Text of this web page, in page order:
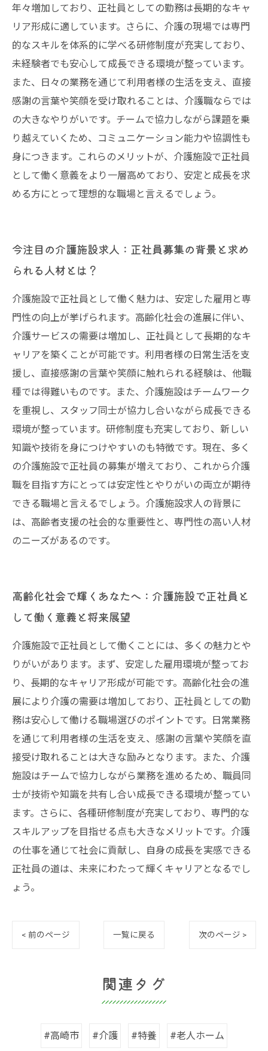
年々増加しており、正社員としての勤務は長期的なキャ
リア形成に適しています。さらに、介護の現場では専門
的なスキルを体系的に学べる研修制度が充実しており、
未経験者でも安心して成長できる環境が整っています。
また、日々の業務を通じて利用者様の生活を支え、直接
感謝の言葉や笑顔を受け取れることは、介護職ならでは
の大きなやりがいです。チームで協力しながら課題を乗
り越えていくため、コミュニケーション能力や協調性も
身につきます。これらのメリットが、介護施設で正社員
として働く意義をより一層高めており、安定と成長を求
める方にとって理想的な職場と言えるでしょう。
今注目の介護施設求人：正社員募集の背景と求め
られる人材とは？
介護施設で正社員として働く魅力は、安定した雇用と専
門性の向上が挙げられます。高齢化社会の進展に伴い、
介護サービスの需要は増加し、正社員として長期的なキ
ャリアを築くことが可能です。利用者様の日常生活を支
援し、直接感謝の言葉や笑顔に触れられる経験は、他職
種では得難いものです。また、介護施設はチームワーク
を重視し、スタッフ同士が協力し合いながら成長できる
環境が整っています。研修制度も充実しており、新しい
知識や技術を身につけやすいのも特徴です。現在、多く
の介護施設で正社員の募集が増えており、これから介護
職を目指す方にとっては安定性とやりがいの両立が期待
できる職場と言えるでしょう。介護施設求人の背景に
は、高齢者支援の社会的な重要性と、専門性の高い人材
のニーズがあるのです。
高齢化社会で輝くあなたへ：介護施設で正社員と
して働く意義と将来展望
介護施設で正社員として働くことには、多くの魅力とや
りがいがあります。まず、安定した雇用環境が整ってお
り、長期的なキャリア形成が可能です。高齢化社会の進
展により介護の需要は増加しており、正社員としての勤
務は安心して働ける職場選びのポイントです。日常業務
を通じて利用者様の生活を支え、感謝の言葉や笑顔を直
接受け取れることは大きな励みとなります。また、介護
施設はチームで協力しながら業務を進めるため、職員同
士が技術や知識を共有し合い成長できる環境が整ってい
ます。さらに、各種研修制度が充実しており、専門的な
スキルアップを目指せる点も大きなメリットです。介護
の仕事を通じて社会に貢献し、自身の成長を実感できる
正社員の道は、未来にわたって輝くキャリアとなるでし
ょう。
< 前のページ 一覧に戻る 次のページ >
関連タグ
#高崎市 #介護 #特養 #老人ホーム